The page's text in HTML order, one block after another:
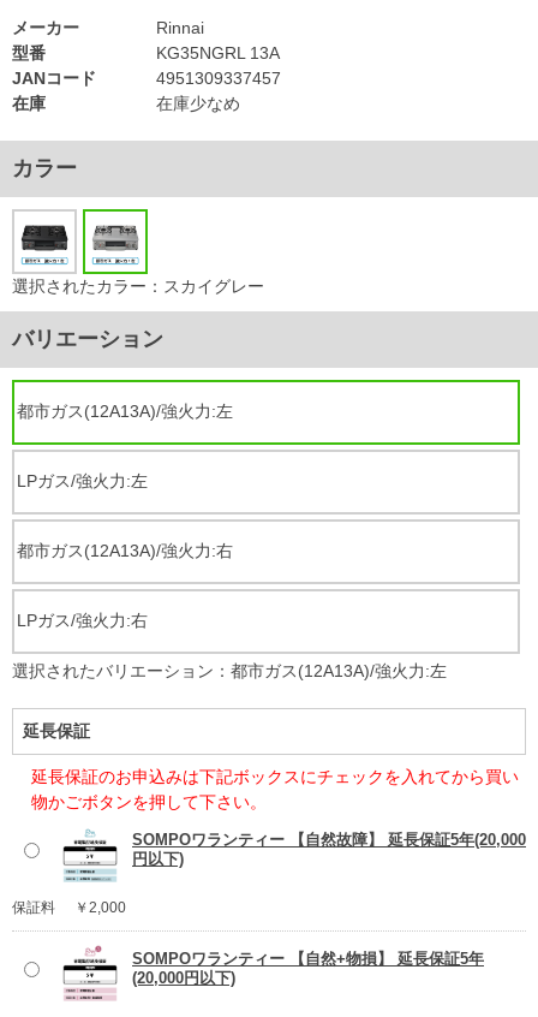
型番
KG35NGRL 13A
JANコード
4951309337457
在庫
在庫少なめ
メーカー Rinnai
カラー
選択されたカラー：スカイグレー
バリエーション
都市ガス(12A13A)/強火力:左
LPガス/強火力:左
都市ガス(12A13A)/強火力:右
LPガス/強火力:右
選択されたバリエーション：都市ガス(12A13A)/強火力:左
延長保証
延長保証のお申込みは下記ボックスにチェックを入れてから買い
物かごボタンを押して下さい。
SOMPOワランティー 【自然故障】 延長保証5年(20,000
円以下)
保証料 ￥2,000
SOMPOワランティー 【自然+物損】 延長保証5年
(20,000円以下)